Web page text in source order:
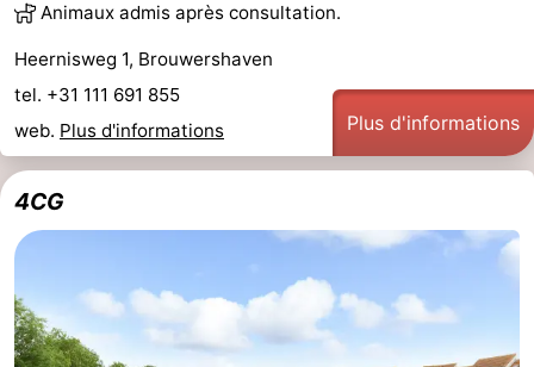
Animaux admis après consultation.
Heernisweg 1, Brouwershaven
tel. +31 111 691 855
web. Plus d'informations Plus d'informations
4CG